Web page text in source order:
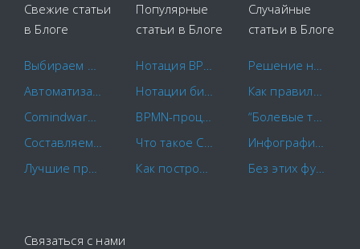
Свежие статьи
в Блоге
Выбираем площадки для закупок
Автоматизация маркетинга
Comindware и САПРАН начинают совместное внедрение российских CX-решений
Составляем план-график закупок по правилам
Лучшие программы для контроля сотрудников в 2022 году
Популярные
статьи в Блоге
Нотация BPMN 2.0: ключевые элементы и описание
Нотации бизнес-процессов IDEF0. EPC. BPMN.
BPMN-процессы: основы моделирования и примеры бизнес-процессов
Что такое CapEx и OpEx?
Как построить схему бизнес-процесса
Случайные
статьи в Блоге
Решение на базе продукта Comindware вошло в тройку победителей конкурса «Проект года»
Как правильно использовать реинжиниринг бизнес-процессов
“Болевые точки” классических BPMS и решения
Инфографика: Цифровая трансформация бизнеса в условиях неопределенности. Тренды 2022 и прогнозы на 2023
Без этих функциональных возможностей ваша СЭД будет полностью бесполезной
Связаться с нами